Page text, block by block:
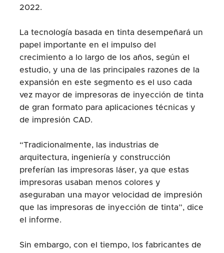
2022.
La tecnología basada en tinta desempeñará un
papel importante en el impulso del
crecimiento a lo largo de los años, según el
estudio, y una de las principales razones de la
expansión en este segmento es el uso cada
vez mayor de impresoras de inyección de tinta
de gran formato para aplicaciones técnicas y
de impresión CAD.
“Tradicionalmente, las industrias de
arquitectura, ingeniería y construcción
preferían las impresoras láser, ya que estas
impresoras usaban menos colores y
aseguraban una mayor velocidad de impresión
que las impresoras de inyección de tinta”, dice
el informe.
Sin embargo, con el tiempo, los fabricantes de